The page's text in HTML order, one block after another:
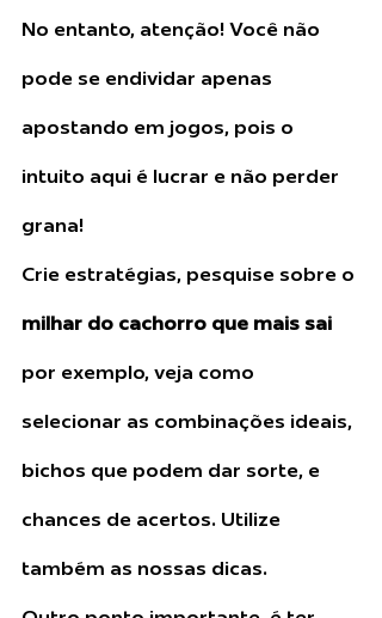
No entanto, atenção! Você não
pode se endividar apenas
apostando em jogos, pois o
intuito aqui é lucrar e não perder
grana!
Crie estratégias, pesquise sobre o
milhar do cachorro que mais sai
por exemplo, veja como
selecionar as combinações ideais,
bichos que podem dar sorte, e
chances de acertos. Utilize
também as nossas dicas.